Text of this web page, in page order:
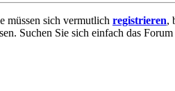
müssen sich vermutlich registrieren,
Suchen Sie sich einfach das Forum